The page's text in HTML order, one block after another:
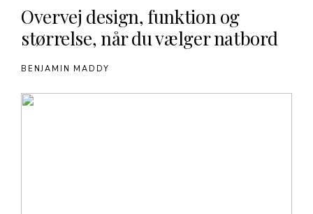
Overvej design, funktion og
størrelse, når du vælger natbord
BENJAMIN MADDY